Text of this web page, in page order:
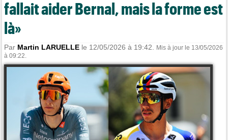
fallait aider Bernal, mais la forme est
là»
Par Martin LARUELLE le 12/05/2026 à 19:42.
Mis à jour le 13/05/2026
à 09:22.